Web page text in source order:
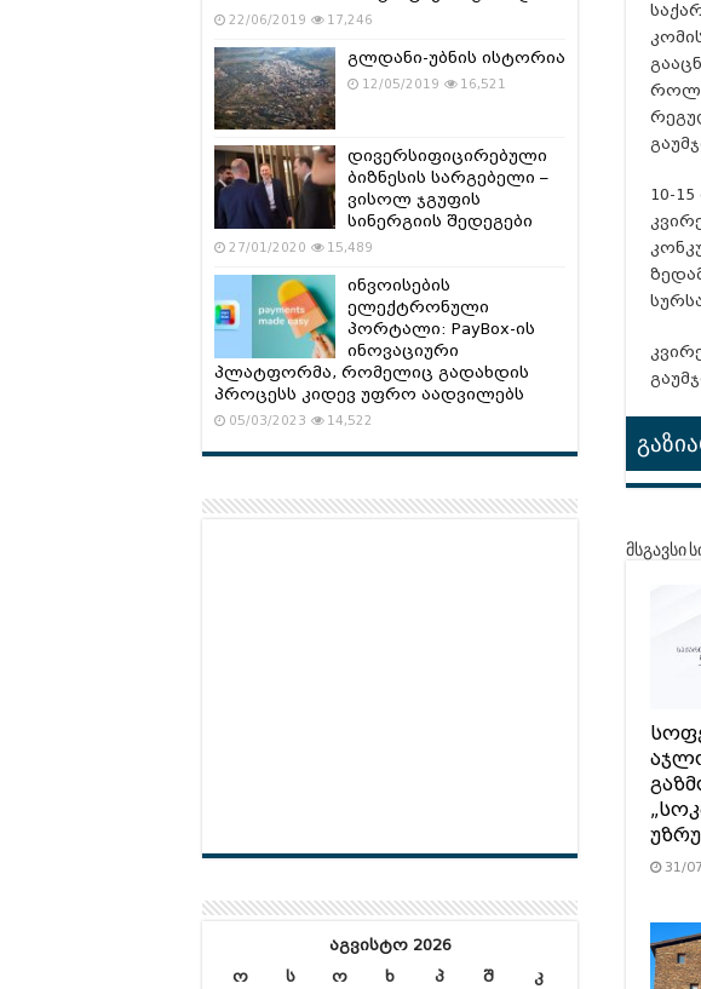
როლი
10-
მსგავსი
31/
22/06/2019 17,246
გლდანი-უბნის ისტორია
12/05/2019 16,521
დივერსიფიცირებული
ბიზნესის სარგებელი –
ვისოლ ჯგუფის
სინერგიის შედეგები
27/01/2020 15,489
ინვოისების
ელექტრონული
პორტალი: PayBox-ის
ინოვაციური
პლატფორმა, რომელიც გადახდის
პროცესს კიდევ უფრო აადვილებს
05/03/2023 14,522
აგვისტო 2026
ო
ს ო ხ პ შ
კ